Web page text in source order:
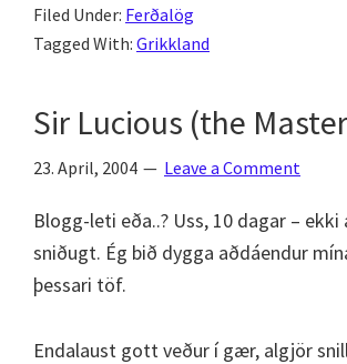
Filed Under: Ferðalög
Tagged With: Grikkland
Sir Lucious (the
23. April, 2004 Leave a Comment
Blogg-leti eða..? Uss, 10 dagar – ekki
sniðugt. Ég bið dygga aðdáendur
þessari töf.
Endalaust gott veður í gær, algjör